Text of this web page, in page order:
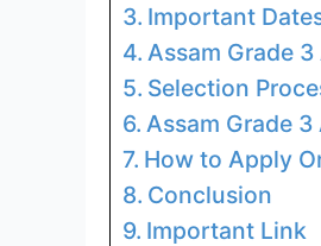
Important
Assam Grade
Selection
Assam Grade
How to Apply
Conclusion
Important Link